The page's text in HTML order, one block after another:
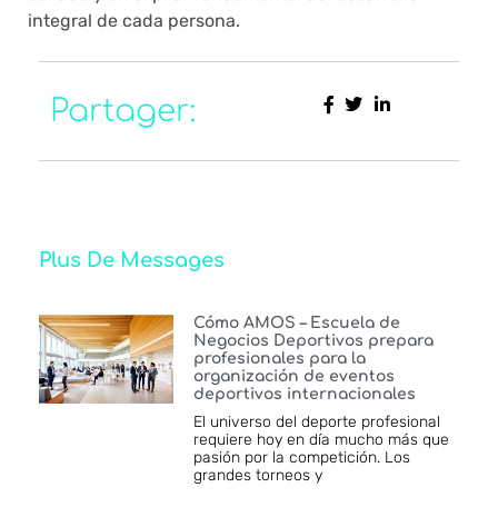
integral de cada persona.
Partager:
Plus De Messages
Cómo AMOS – Escuela de
Negocios Deportivos prepara
profesionales para la
organización de eventos
deportivos internacionales
El universo del deporte profesional
requiere hoy en día mucho más que
pasión por la competición. Los
grandes torneos y